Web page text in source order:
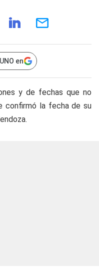
en
y de fechas que no
confirmó la fecha de su